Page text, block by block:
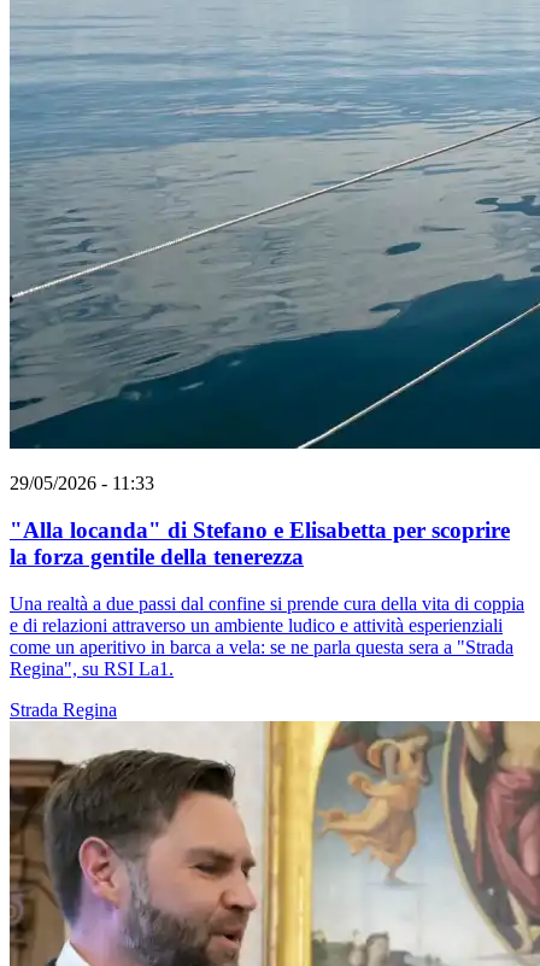
29/05/2026 - 11:33
"Alla locanda" di Stefano e Elisabetta per scoprire
la forza gentile della tenerezza
Una realtà a due passi dal confine si prende cura della vita di coppia
e di relazioni attraverso un ambiente ludico e attività esperienziali
come un aperitivo in barca a vela: se ne parla questa sera a "Strada
Regina", su RSI La1.
Strada Regina